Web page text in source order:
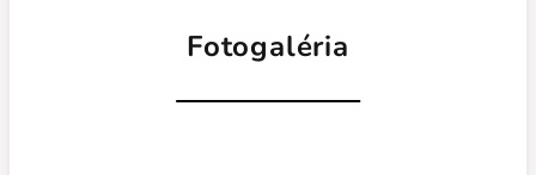
Fotogaléria